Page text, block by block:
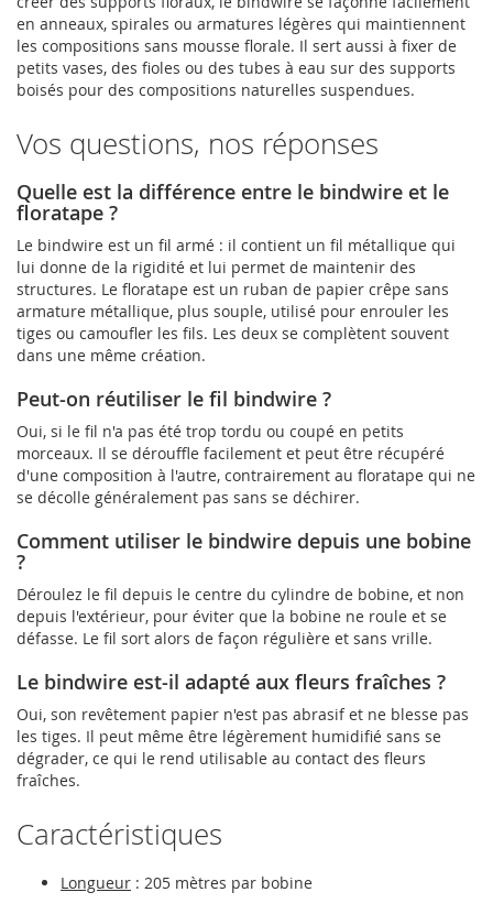
en anneaux, spirales ou armatures légères qui maintiennent
les compositions sans mousse florale. Il sert aussi à fixer de
petits vases, des fioles ou des tubes à eau sur des supports
boisés pour des compositions naturelles suspendues.
Vos questions, nos réponses
Quelle est la différence entre le bindwire et le
floratape ?
Le bindwire est un fil armé : il contient un fil métallique qui
lui donne de la rigidité et lui permet de maintenir des
structures. Le floratape est un ruban de papier crêpe sans
armature métallique, plus souple, utilisé pour enrouler les
tiges ou camoufler les fils. Les deux se complètent souvent
dans une même création.
Peut-on réutiliser le fil bindwire ?
Oui, si le fil n'a pas été trop tordu ou coupé en petits
morceaux. Il se dérouffle facilement et peut être récupéré
d'une composition à l'autre, contrairement au floratape qui ne
se décolle généralement pas sans se déchirer.
Comment utiliser le bindwire depuis une bobine
?
Déroulez le fil depuis le centre du cylindre de bobine, et non
depuis l'extérieur, pour éviter que la bobine ne roule et se
défasse. Le fil sort alors de façon régulière et sans vrille.
Le bindwire est-il adapté aux fleurs fraîches ?
Oui, son revêtement papier n'est pas abrasif et ne blesse pas
les tiges. Il peut même être légèrement humidifié sans se
dégrader, ce qui le rend utilisable au contact des fleurs
fraîches.
Caractéristiques
Longueur : 205 mètres par bobine